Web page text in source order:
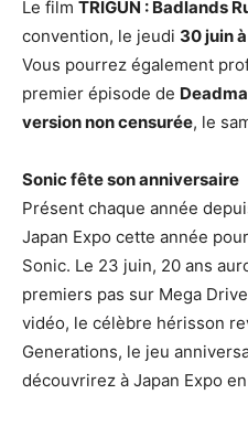
Le film TRIGUN : Badlands
convention, le jeudi 30 juin
Vous pourrez également
premier épisode de
version non censurée, le
Sonic fête son anniversaire
Présent chaque année
Japan Expo cette année
Sonic. Le 23 juin, 20 ans
premiers pas sur Mega
vidéo, le célèbre hérisson
Generations, le jeu
découvrirez à Japan Expo